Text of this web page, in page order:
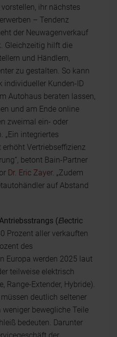
ihr nächstes
– Tendenz
der Neuwagenverkauf
Gleichzeitig hilft die
und Händlern,
zu gestalten. So kann
individueller Kunden-ID
Autohaus beraten lassen,
und am Ende online
zweimal ein- oder
„Ein integriertes
Vertriebseffizienz
betont Bain-Partner
Dr. Eric Zayer. „Zudem
auf Abstand
(Electric
Prozent aller verkauften
des
Europa werden 2025 laut
teilweise elektrisch
Range-Extender, Hybride).
deutlich seltener
weniger bewegliche Teile
bedeuten. Darunter
der